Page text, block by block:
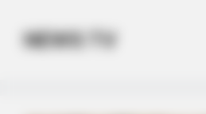
contentNEWS TV